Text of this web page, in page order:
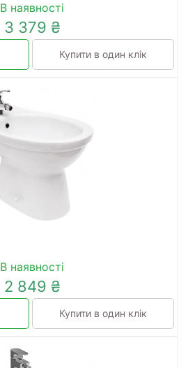
В наявності
3 379 ₴
Купити в один клік
В наявності
2 849 ₴
Купити в один клік